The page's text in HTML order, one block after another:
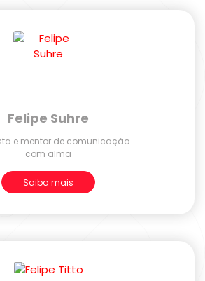
Felipe Suhre
e mentor de comunicação
com alma
Saiba mais